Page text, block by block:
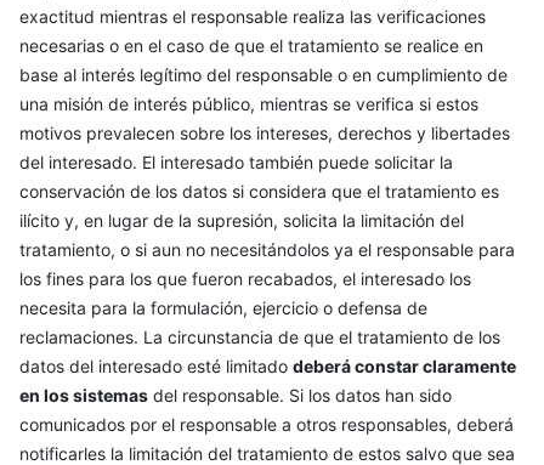
exactitud mientras el responsable realiza las verificaciones
necesarias o en el caso de que el tratamiento se realice en
base al interés legítimo del responsable o en cumplimiento de
una misión de interés público, mientras se verifica si estos
motivos prevalecen sobre los intereses, derechos y libertades
del interesado. El interesado también puede solicitar la
conservación de los datos si considera que el tratamiento es
ilícito y, en lugar de la supresión, solicita la limitación del
tratamiento, o si aun no necesitándolos ya el responsable para
los fines para los que fueron recabados, el interesado los
necesita para la formulación, ejercicio o defensa de
reclamaciones. La circunstancia de que el tratamiento de los
datos del interesado esté limitado deberá constar claramente
en los sistemas del responsable. Si los datos han sido
comunicados por el responsable a otros responsables, deberá
notificarles la limitación del tratamiento de estos salvo que sea